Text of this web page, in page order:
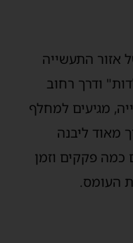
התעשייה
ודרך רחוב
מגיעים למחלף
4 סמוך מאוד ליבנה
פקקים וזמן